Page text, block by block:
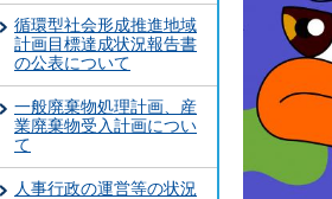
循環型社会形成推進地域
計画目標達成状況報告書
の公表について
一般廃棄物処理計画、産
業廃棄物受入計画につい
て
人事行政の運営等の状況